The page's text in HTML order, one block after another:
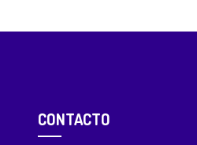
CONTACTO